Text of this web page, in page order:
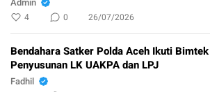
4 0 26/07/2026
Bendahara Satker Polda Aceh Ikuti Bimtek
Penyusunan LK UAKPA dan LPJ
Fadhil